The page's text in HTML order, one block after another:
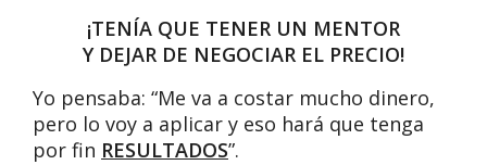
¡TENÍA QUE TENER UN MENTOR
Y DEJAR DE NEGOCIAR EL PRECIO!
Yo pensaba: “Me va a costar mucho dinero,
pero lo voy a aplicar y eso hará que tenga
por fin RESULTADOS”.